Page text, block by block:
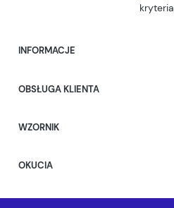
kryteria.
INFORMACJE
OBSŁUGA KLIENTA
WZORNIK
OKUCIA